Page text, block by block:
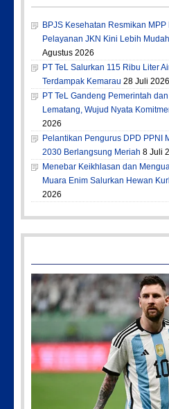
BPJS Kesehatan Resmikan
Pelayanan JKN Kini Lebih
Agustus 2026
PT TeL Salurkan 115 Ribu Liter
Terdampak Kemarau 28 Juli 2026
PT TeL Gandeng Pemerintah
Lematang, Wujud Nyata
2026
Pelantikan Pengurus DPD PPNI
2030 Berlangsung Meriah 8 Juli
Menebar Keikhlasan dan
Muara Enim Salurkan Hewan
2026